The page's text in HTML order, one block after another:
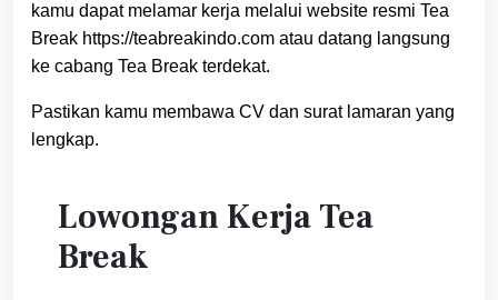
kamu dapat melamar kerja melalui website resmi Tea
Break https://teabreakindo.com atau datang langsung
ke cabang Tea Break terdekat.
Pastikan kamu membawa CV dan surat lamaran yang
lengkap.
Lowongan Kerja Tea
Break